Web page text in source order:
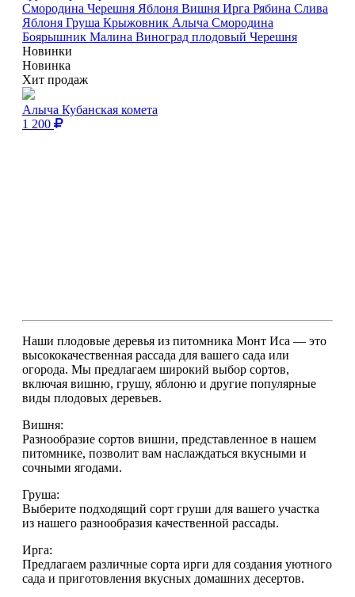
Смородина Черешня Яблоня Вишня Ирга Рябина Слива
Яблоня Груша Крыжовник Алыча Смородина
Боярышник Малина Виноград плодовый Черешня
Новинки
Новинка
Хит продаж
Алыча Кубанская комета
1 200
Наши плодовые деревья из питомника Монт Иса — это
высококачественная рассада для вашего сада или
огорода. Мы предлагаем широкий выбор сортов,
включая вишню, грушу, яблоню и другие популярные
виды плодовых деревьев.
Вишня:
Разнообразие сортов вишни, представленное в нашем
питомнике, позволит вам наслаждаться вкусными и
сочными ягодами.
Груша:
Выберите подходящий сорт груши для вашего участка
из нашего разнообразия качественной рассады.
Ирга:
Предлагаем различные сорта ирги для создания уютного
сада и приготовления вкусных домашних десертов.